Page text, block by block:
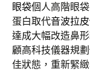
眼袋個人高階眼
蛋白取代音波拉皮
達成大幅改造鼻形
顧高科技儀器規
佳狀態，重新緊